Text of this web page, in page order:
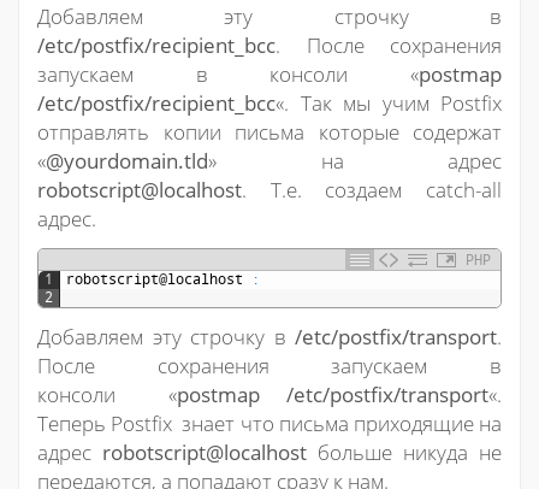
Добавляем эту строчку в
/etc/postfix/recipient_bcc. После сохранения
запускаем в консоли «postmap
/etc/postfix/recipient_bcc«. Так мы учим Postfix
отправлять копии письма которые содержат
«@yourdomain.tld» на адрес
robotscript@localhost. Т.е. создаем catch-all
адрес.
PHP
1
2
robotscript@localhost :
Добавляем эту строчку в /etc/postfix/transport.
После сохранения запускаем в
консоли «postmap /etc/postfix/transport«.
Теперь Postfix знает что письма приходящие на
адрес robotscript@localhost больше никуда не
передаются, а попадают сразу к нам.